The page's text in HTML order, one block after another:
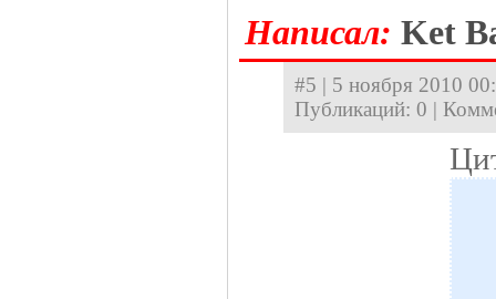
Hаписал: Ket
#5 | 5 ноября 2010
Публикаций: 0 |